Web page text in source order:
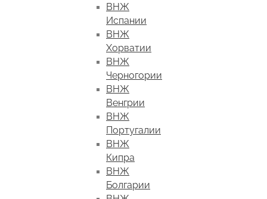
ВНЖ
Испании
ВНЖ
Хорватии
ВНЖ
Черногории
ВНЖ
Венгрии
ВНЖ
Португалии
ВНЖ
Кипра
ВНЖ
Болгарии